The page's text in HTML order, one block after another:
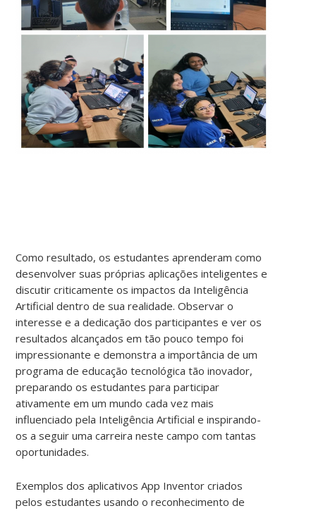
Como resultado, os estudantes aprenderam como
desenvolver suas próprias aplicações inteligentes e
discutir criticamente os impactos da Inteligência
Artificial dentro de sua realidade. Observar o
interesse e a dedicação dos participantes e ver os
resultados alcançados em tão pouco tempo foi
impressionante e demonstra a importância de um
programa de educação tecnológica tão inovador,
preparando os estudantes para participar
ativamente em um mundo cada vez mais
influenciado pela Inteligência Artificial e inspirando-
os a seguir uma carreira neste campo com tantas
oportunidades.
Exemplos dos aplicativos App Inventor criados
pelos estudantes usando o reconhecimento de